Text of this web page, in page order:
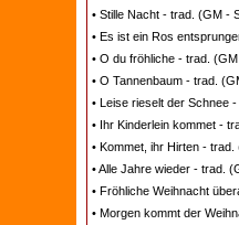
• Stille Nacht - trad. (GM -
• Es ist ein Ros
• O du fröhliche - trad.
• O Tannenbaum - trad.
• Leise rieselt der Schnee
• Ihr Kinderlein kommet -
• Kommet, ihr Hirten -
• Alle Jahre wieder - trad.
• Fröhliche Weihnacht
• Morgen kommt der